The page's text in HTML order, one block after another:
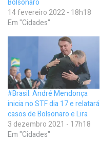
Bolsonaro
14 fevereiro 2022 - 18h18
Em "Cidades"
#Brasil: André Mendonça
inicia no STF dia 17 e relatará
casos de Bolsonaro e Lira
3 dezembro 2021 - 17h18
Em "Cidades"